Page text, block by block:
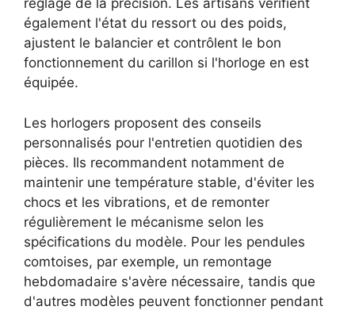
réglage de la précision. Les artisans vérifient
également l'état du ressort ou des poids,
ajustent le balancier et contrôlent le bon
fonctionnement du carillon si l'horloge en est
équipée.
Les horlogers proposent des conseils
personnalisés pour l'entretien quotidien des
pièces. Ils recommandent notamment de
maintenir une température stable, d'éviter les
chocs et les vibrations, et de remonter
régulièrement le mécanisme selon les
spécifications du modèle. Pour les pendules
comtoises, par exemple, un remontage
hebdomadaire s'avère nécessaire, tandis que
d'autres modèles peuvent fonctionner pendant